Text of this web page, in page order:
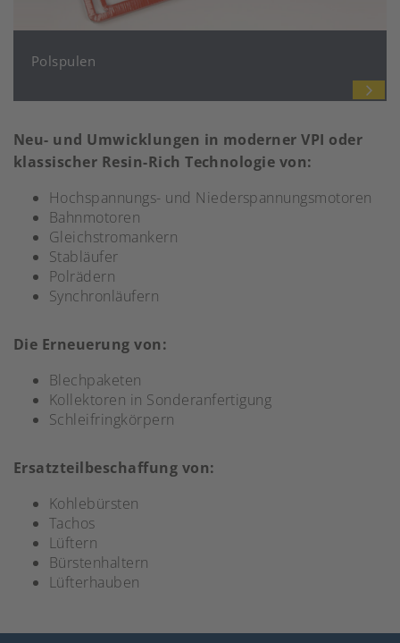
Polspulen
Neu- und Umwicklungen in moderner VPI oder
klassischer Resin-Rich Technologie von:
Hochspannungs- und Niederspannungsmotoren
Bahnmotoren
Gleichstromankern
Stabläufer
Polrädern
Synchronläufern
Die Erneuerung von:
Blechpaketen
Kollektoren in Sonderanfertigung
Schleifringkörpern
Ersatzteilbeschaffung von:
Kohlebürsten
Tachos
Lüftern
Bürstenhaltern
Lüfterhauben